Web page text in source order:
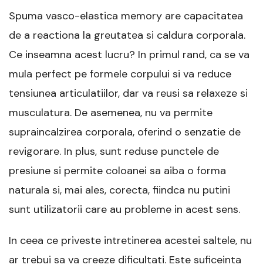
Spuma vasco-elastica memory are capacitatea
de a reactiona la greutatea si caldura corporala.
Ce inseamna acest lucru? In primul rand, ca se va
mula perfect pe formele corpului si va reduce
tensiunea articulatiilor, dar va reusi sa relaxeze si
musculatura. De asemenea, nu va permite
supraincalzirea corporala, oferind o senzatie de
revigorare. In plus, sunt reduse punctele de
presiune si permite coloanei sa aiba o forma
naturala si, mai ales, corecta, fiindca nu putini
sunt utilizatorii care au probleme in acest sens.
In ceea ce priveste intretinerea acestei saltele, nu
ar trebui sa va creeze dificultati. Este suficeinta